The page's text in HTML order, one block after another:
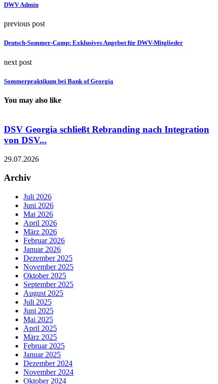
DWV Admin
previous post
Deutsch-Sommer-Camp: Exklusives Angebot für DWV-Mitglieder
next post
Sommerpraktikum bei Bank of Georgia
You may also like
DSV Georgia schließt Rebranding nach Integration
von DSV...
29.07.2026
Archiv
Juli 2026
Juni 2026
Mai 2026
April 2026
März 2026
Februar 2026
Januar 2026
Dezember 2025
November 2025
Oktober 2025
September 2025
August 2025
Juli 2025
Juni 2025
Mai 2025
April 2025
März 2025
Februar 2025
Januar 2025
Dezember 2024
November 2024
Oktober 2024